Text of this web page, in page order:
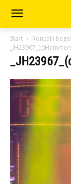
Start
Roncalli